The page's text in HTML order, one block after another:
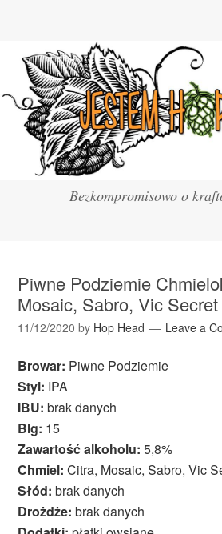
Bezkompromisowo o
Piwne Podziemie
Mosaic, Sabro, Vic Secret
11/12/2020 by Hop Head Leave a
Browar: Piwne Podziemie
Styl: IPA
IBU: brak danych
Blg: 15
Zawartość alkoholu: 5,8%
Chmiel: Citra, Mosaic, Sabro, Vic
Słód: brak danych
Drożdże: brak danych